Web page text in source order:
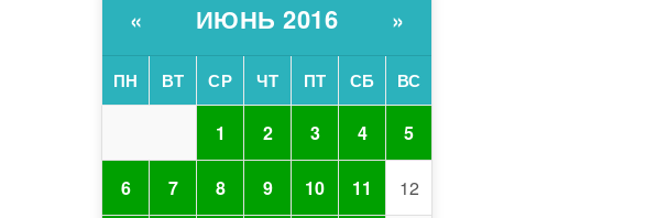
« ИЮНЬ 2016 »
ПН ВТ СР ЧТ ПТ СБ ВС
1 2 3 4 5
6 7 8 9 10 11 12